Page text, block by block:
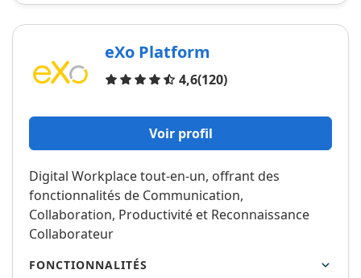
eXo Platform
4,6(120)
Avis
Voir profil
Digital Workplace tout-en-un, offrant des
fonctionnalités de Communication,
Collaboration, Productivité et Reconnaissance
Collaborateur
FONCTIONNALITÉS